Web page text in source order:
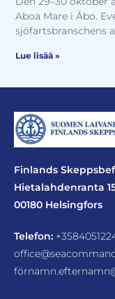
Aboa Mare i Åbo.
sjöfartsbranschens
Lue lisää »
Finlands
Hietalahdenranta
00180 Helsingfors
Telefon: